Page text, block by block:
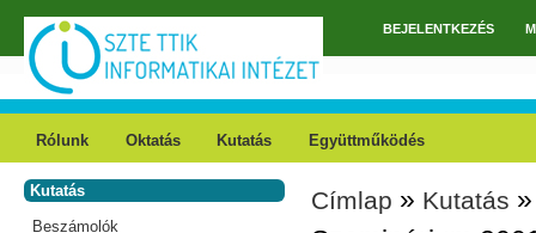
Ugrás a tartalomra
FőmenüBEJELENTKEZÉS
Rólunk Oktatás Kutatás Együttműködés
Jelenlegi hely
Címlap » Kutatás
Kutatás
Beszámolók